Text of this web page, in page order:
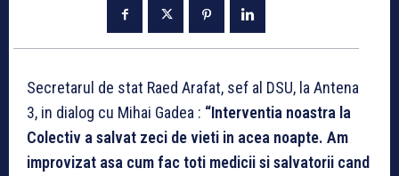
Secretarul de stat Raed Arafat, sef al DSU, la Antena
3, in dialog cu Mihai Gadea : “Interventia noastra la
Colectiv a salvat zeci de vieti in acea noapte. Am
improvizat asa cum fac toti medicii si salvatorii cand